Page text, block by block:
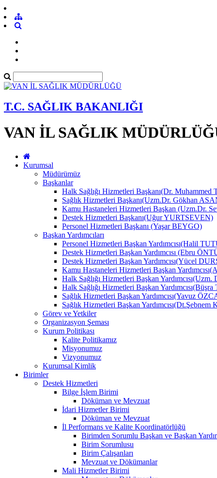
T.C. SAĞLIK BAKANLIĞI
VAN İL SAĞLIK
Kurumsal
Müdürümüz
Başkanlar
Halk Sağlığı Hizmetleri Başkanı(Dr.
Sağlık Hizmetleri Başkanı(Uzm.Dr. Gökhan
Kamu Hastaneleri Hizmetleri Başkan (Uzm.Dr.
Destek Hizmetleri Başkanı(Uğur YURTSEVEN)
Personel Hizmetleri Başkanı (Yaşar BEYGO)
Başkan Yardımcıları
Personel Hizmetleri Başkan Yardımcısı(Halil
Destek Hizmetleri Başkan Yardımcısı (Ebru
Destek Hizmetleri Başkan Yardımcısı(Yücel
Kamu Hastaneleri Hizmetleri Başkan
Halk Sağlığı Hizmetleri Başkan
Halk Sağlığı Hizmetleri Başkan
Sağlık Hizmetleri Başkan Yardımcısı(Yavuz
Sağlık Hizmetleri Başkan
Görev ve Yetkiler
Organizasyon Şeması
Kurum Politikası
Kalite Politikamız
Misyonumuz
Vizyonumuz
Kurumsal Kimlik
Birimler
Destek Hizmetleri
Bilge İşlem Birimi
Döküman ve Mevzuat
İdari Hizmetler Birimi
Döküman ve Mevzuat
İl Performans ve Kalite Koordinatörlüğü
Birimden Sorumlu Başkan ve Başkan
Birim Sorumlusu
Birim Çalışanları
Mevzuat ve Dökümanlar
Mali Hizmetler Birimi